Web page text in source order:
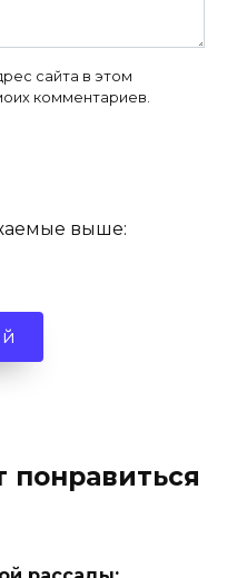
сайта в этом
комментариев.
выше: